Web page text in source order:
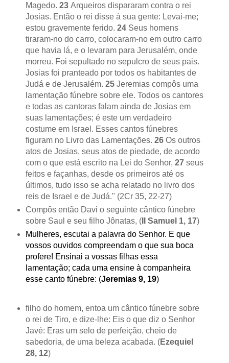
Magedo. 23 Arqueiros dispararam contra o rei
Josias. Então o rei disse à sua gente: Levai-me;
estou gravemente ferido. 24 Seus homens
tiraram-no do carro, colocaram-no em outro carro
que havia lá, e o levaram para Jerusalém, onde
morreu. Foi sepultado no sepulcro de seus pais.
Josias foi pranteado por todos os habitantes de
Judá e de Jerusalém. 25 Jeremias compôs uma
lamentação fúnebre sobre ele. Todos os cantores
e todas as cantoras falam ainda de Josias em
suas lamentações; é este um verdadeiro
costume em Israel. Esses cantos fúnebres
figuram no Livro das Lamentações. 26 Os outros
atos de Josias, seus atos de piedade, de acordo
com o que está escrito na Lei do Senhor, 27 seus
feitos e façanhas, desde os primeiros até os
últimos, tudo isso se acha relatado no livro dos
reis de Israel e de Judá." (2Cr 35, 22-27)
Compôs então Davi o seguinte cântico fúnebre
sobre Saul e seu filho Jônatas, (II Samuel 1, 17)
Mulheres, escutai a palavra do Senhor. E que
vossos ouvidos compreendam o que sua boca
profere! Ensinai a vossas filhas essa
lamentação; cada uma ensine à companheira
esse canto fúnebre: (Jeremias 9, 19)
filho do homem, entoa um cântico fúnebre sobre
o rei de Tiro, e dize-lhe: Eis o que diz o Senhor
Javé: Eras um selo de perfeição, cheio de
sabedoria, de uma beleza acabada. (Ezequiel
28, 12)